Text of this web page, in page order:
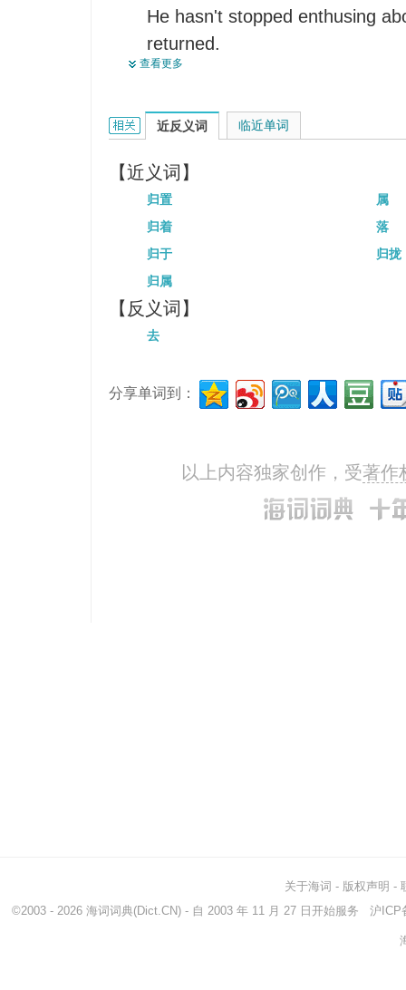
He hasn't stopped enthusing
returned.
你离家不归，你母亲极为伤心。
home.
He wants to give away all his
return to nature.
黑鹂在巢中等候其雄鸟归来。
The blackbird sat on the nest
mate.
这位打了胜仗的将军凯旋而归。
The victorious general made a
If you don't return the article to
The stamp in your library book
查看更多
归的相关资料：
近反义词
【近义词】
归置
属
归着
落
归于
归拢
归属
【反义词】
去
临近单词
分享单词到：
以上内容独家创作，受著作
关于海词 - 版权声明 -
©2003 - 2026 海词词典(Dict.CN) - 自 2003 年 11 月 27 日开始服务 沪ICP